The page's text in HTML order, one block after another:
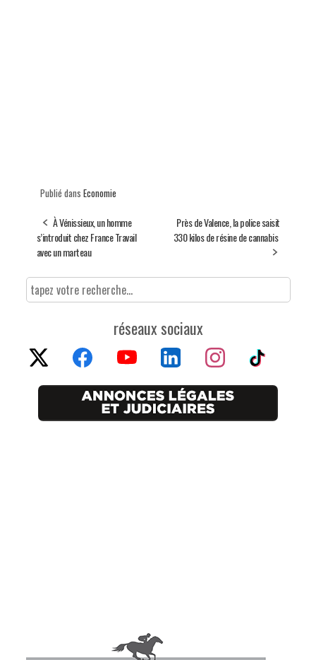
Publié dans Economie
À Vénissieux, un homme
s’introduit chez France Travail
avec un marteau
Près de Valence, la police saisit
330 kilos de résine de cannabis
réseaux sociaux